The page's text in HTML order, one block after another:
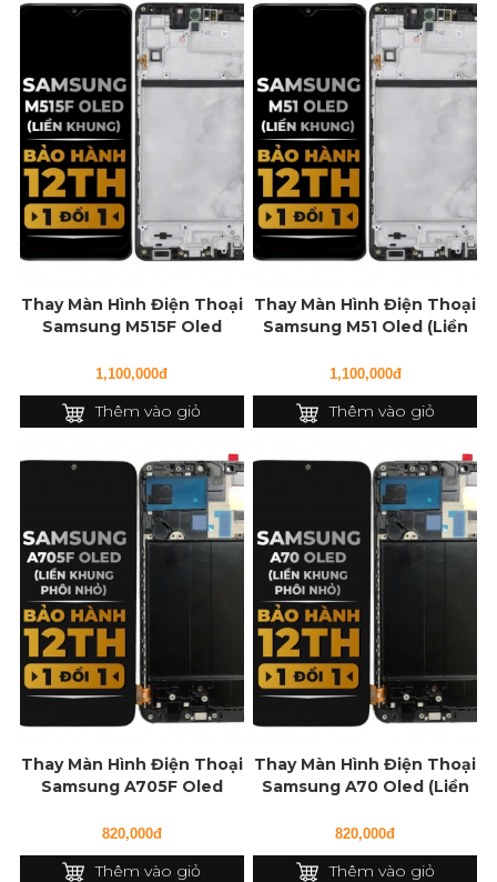
Thay Màn Hình Điện Thoại
Samsung M515F Oled
1,100,000đ
Thêm vào giỏ
Thay Màn Hình Điện Thoại
Samsung M51 Oled (Liền
1,100,000đ
Thêm vào giỏ
Thay Màn Hình Điện Thoại
Samsung A705F Oled
820,000đ
Thêm vào giỏ
Thay Màn Hình Điện Thoại
Samsung A70 Oled (Liền
820,000đ
Thêm vào giỏ